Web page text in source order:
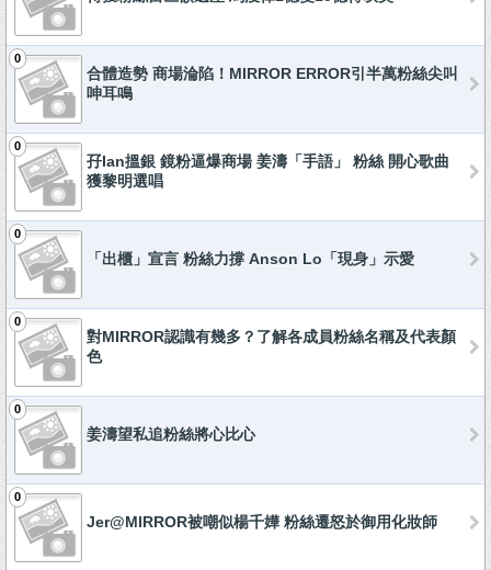
0
合體造勢 商場淪陷！MIRROR ERROR引半萬粉絲尖叫
呻耳鳴
0
孖Ian搵銀 鏡粉逼爆商場 姜濤「手語」 粉絲 開心歌曲
獲黎明選唱
0
「出櫃」宣言 粉絲力撐 Anson Lo「現身」示愛
0
對MIRROR認識有幾多？了解各成員粉絲名稱及代表顏
色
0
姜濤望私追粉絲將心比心
0
Jer@MIRROR被嘲似楊千嬅 粉絲遷怒於御用化妝師